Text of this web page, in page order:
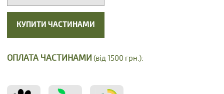
КУПИТИ ЧАСТИНАМИ
ОПЛАТА ЧАСТИНАМИ (від 1500 грн.):